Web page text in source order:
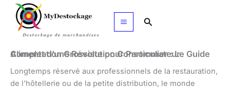
Aller
contenu
Rechercher
Alimentation Grossiste pour Particulier : Le Guide Complet d’une Révolution Consommateur
Longtemps réservé aux professionnels de la restauration,
de l’hôtellerie ou de la petite distribution, le monde